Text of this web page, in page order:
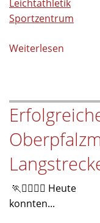
Leichtathletik
Sportzentrum
Weiterlesen
🏃🏃‍♀️🏃‍♀️ Heute
konnten...